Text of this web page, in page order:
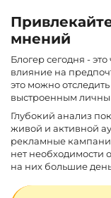
мнений
Блогер сегодня -
влияние на
это можно
выстроенным
Глубокий анализ
живой и активной
рекламные
нет необходимости
на них большие